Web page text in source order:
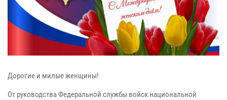
Дорогие и милые женщины!
От руководства Федеральной службы войск национальной